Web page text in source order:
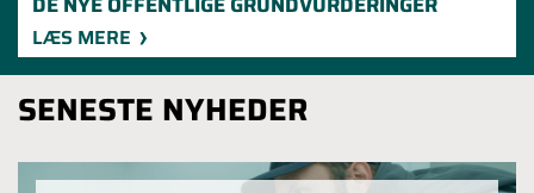
LÆS MERE
SENESTE NYHEDER